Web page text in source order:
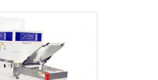
ALE为下一代半导体
刻蚀工艺控制。该系
应用的凹槽刻蚀和
等工艺而设计，其数
艺可提供低损伤、光滑